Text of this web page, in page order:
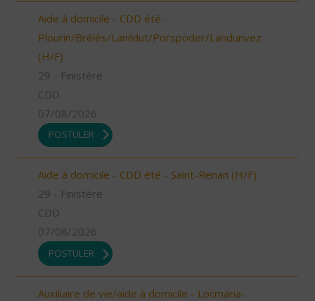
Aide à domicile - CDD été -
Plourin/Brélès/Lanildut/Porspoder/Landunvez
(H/F)
29 - Finistère
CDD
07/08/2026
POSTULER
Aide à domicile - CDD été - Saint-Renan (H/F)
29 - Finistère
CDD
07/08/2026
POSTULER
Auxiliaire de vie/aide à domicile - Locmaria-